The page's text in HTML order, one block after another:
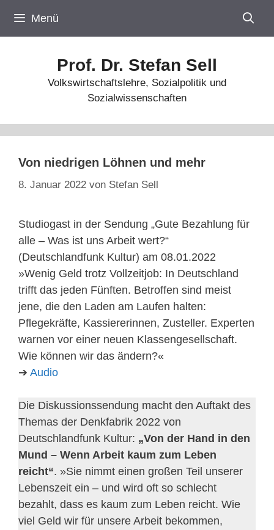
Inhalt
springen
Menü
Prof. Dr. Stefan Sell
Volkswirtschaftslehre, Sozialpolitik und
Sozialwissenschaften
Von niedrigen Löhnen und mehr
8. Januar 2022 von Stefan Sell
Studiogast in der Sendung „Gute Bezahlung für
alle – Was ist uns Arbeit wert?“
(Deutschlandfunk Kultur) am 08.01.2022
»Wenig Geld trotz Vollzeitjob: In Deutschland
trifft das jeden Fünften. Betroffen sind meist
jene, die den Laden am Laufen halten:
Pflegekräfte, Kassiererinnen, Zusteller. Experten
warnen vor einer neuen Klassengesellschaft.
Wie können wir das ändern?«
➔ Audio
Die Diskussionssendung macht den Auftakt des
Themas der Denkfabrik 2022 von
Deutschlandfunk Kultur: „Von der Hand in den
Mund – Wenn Arbeit kaum zum Leben
reicht“. »Sie nimmt einen großen Teil unserer
Lebenszeit ein – und wird oft so schlecht
bezahlt, dass es kaum zum Leben reicht. Wie
viel Geld wir für unsere Arbeit bekommen,